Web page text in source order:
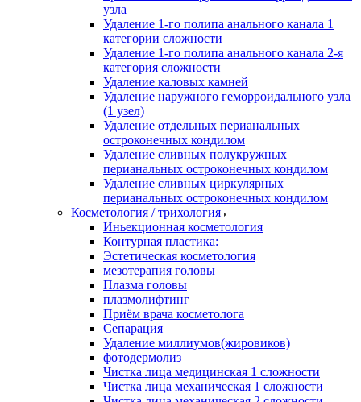
узла
Удаление 1-го полипа анального канала 1
категории сложности
Удаление 1-го полипа анального канала 2-я
категория сложности
Удаление каловых камней
Удаление наружного геморроидального узла
(1 узел)
Удаление отдельных перианальных
остроконечных кондилом
Удаление сливных полукружных
перианальных остроконечных кондилом
Удаление сливных циркулярных
перианальных остроконечных кондилом
Косметология / трихология
Иньекционная косметология
Контурная пластика:
Эстетическая косметология
мезотерапия головы
Плазма головы
плазмолифтинг
Приём врача косметолога
Сепарация
Удаление миллиумов(жировиков)
фотодермолиз
Чистка лица медицинская 1 сложности
Чистка лица механическая 1 сложности